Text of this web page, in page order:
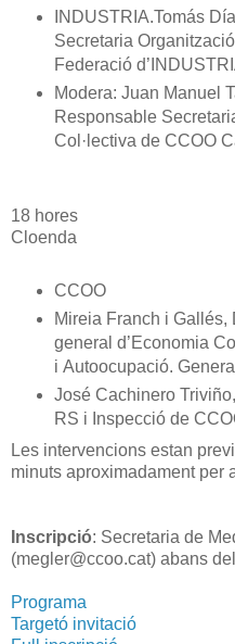
INDUSTRIA.Tomás
Secretaria
Federació
Modera: Juan Manuel
Responsable
Col·lectiva de CCOO
18 hores
Cloenda
CCOO
Mireia Franch i Gallés,
general d’Economia
i Autoocupació.
José Cachinero
RS i Inspecció de
Les intervencions estan
minuts aproximadament per
Inscripció: Secretaria de
(megler@ccoo.cat) abans
Programa
Targetó invitació